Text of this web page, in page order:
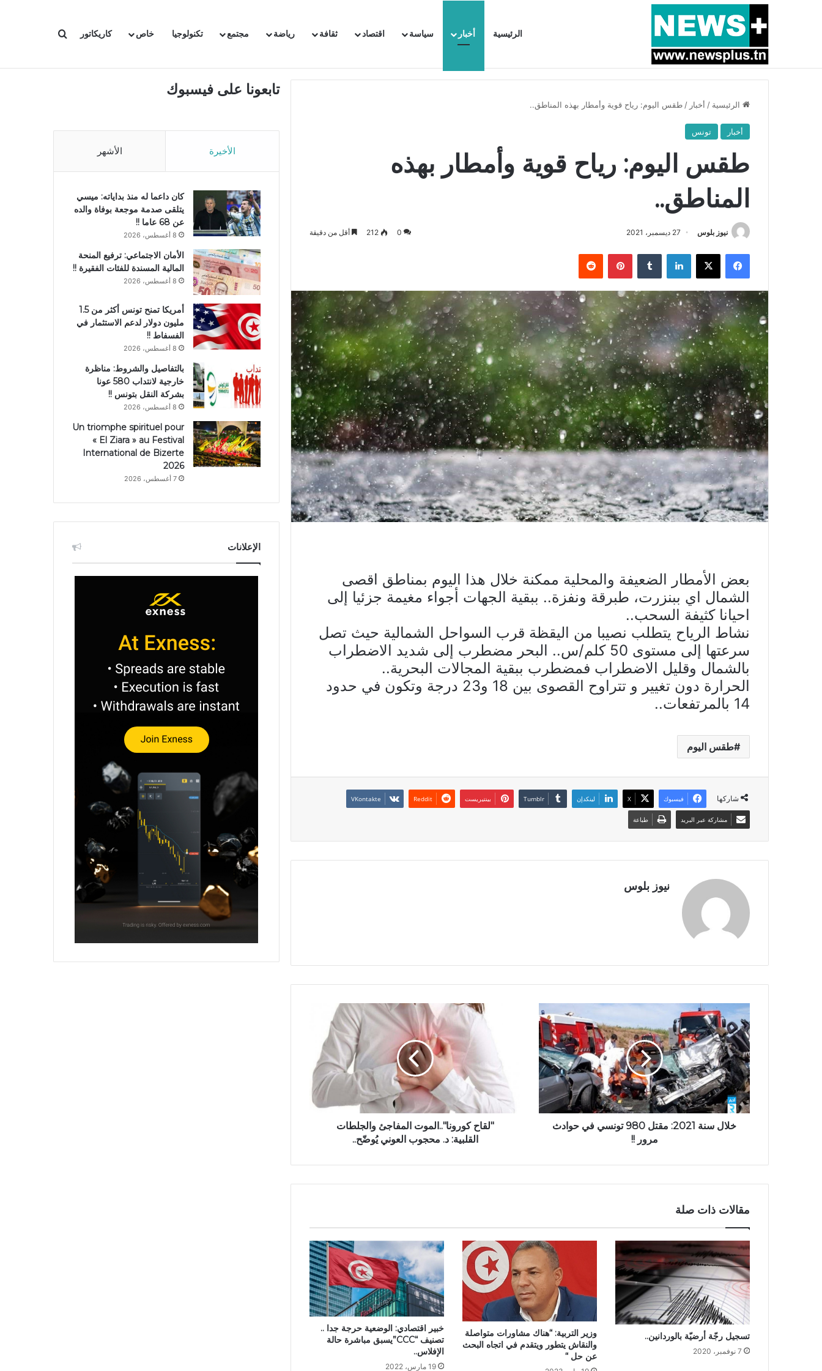
الرئيسية أخبار سياسة اقتصاد ثقافة رياضة مجتمع تكنولوجيا خاص كاريكاتور بحث عن
أخبار عاجلة بسبب المرزوقي وبتكليف من سعيّد: الخارجية تستدعي السفيرة الفرنسية بتونس وتبلغها احتجاجا شديد اللهجة !!
الرئيسية / أخبار / طقس اليوم: رياح قوية وأمطار بهذه المناطق..
أخبار تونس
طقس اليوم: رياح قوية وأمطار بهذه
المناطق..
نيوز بلوس 27 ديسمبر، 2021 0
212 أقل من دقيقة
فيسبوك X لينكدإن بينتيريست
بعض الأمطار الضعيفة والمحلية ممكنة خلال هذا اليوم بمناطق اقصى
الشمال اي ببنزرت، طبرقة ونفزة.. ببقية الجهات أجواء مغيمة جزئيا إلى
احيانا كثيفة السحب..
نشاط الرياح يتطلب نصيبا من اليقظة قرب السواحل الشمالية حيث تصل
سرعتها إلى مستوى 50 كلم/س.. البحر مضطرب إلى شديد الاضطراب
بالشمال وقليل الاضطراب فمضطرب ببقية المجالات البحرية..
الحرارة دون تغيير و تتراوح القصوى بين 18 و23 درجة وتكون في حدود
14 بالمرتفعات..
طقس اليوم
شاركها فيسبوك X لينكدإن بينتيريست
مشاركة عبر البريد طباعة
نيوز بلوس
خلال سنة 2021: مقتل 980 تونسي في حوادث
مرور !!
"لقاح كورونا"..الموت المفاجئ والجلطات
القلبية: د. محجوب العوني يُوضّح..
مقالات ذات صلة
تسجيل رجّة أرضيّة بالوردانين..
7 نوفمبر، 2020
وزير التربية: “هناك مشاورات متواصلة
والنقاش يتطور ويتقدم في اتجاه البحث
عن حل “
خبير اقتصادي: الوضعية حرجة جدا ..
تصنيف “CCC”يسبق مباشرة حالة
الإفلاس..
19 مارس، 2022
تابعونا على فيسبوك
الأخيرة الأشهر
كان داعما له منذ بداياته: ميسي
يتلقى صدمة موجعة بوفاة والده
عن 68 عاما !!
8 أغسطس، 2026
الأمان الاجتماعي: ترفيع المنحة
المالية المسندة للفئات الفقيرة !!
8 أغسطس، 2026
أمريكا تمنح تونس أكثر من 1.5
مليون دولار لدعم الاستثمار في
الفسفاط !!
8 أغسطس، 2026
بالتفاصيل والشروط: مناظرة
خارجية لانتداب 580 عونا
بشركة النقل بتونس !!
8 أغسطس، 2026
Un triomphe spirituel pour
« El Ziara » au Festival
International de Bizerte
2026
7 أغسطس، 2026
الإعلانات